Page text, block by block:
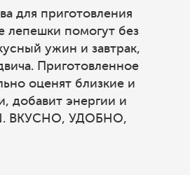
для приготовления
лепешки помогут без
ужин и завтрак,
Приготовленное
оценят близкие и
добавит энергии и
ВКУСНО, УДОБНО,